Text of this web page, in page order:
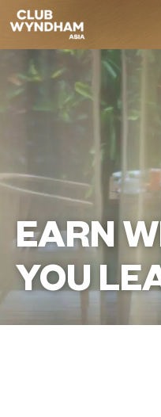
EARN
YOU